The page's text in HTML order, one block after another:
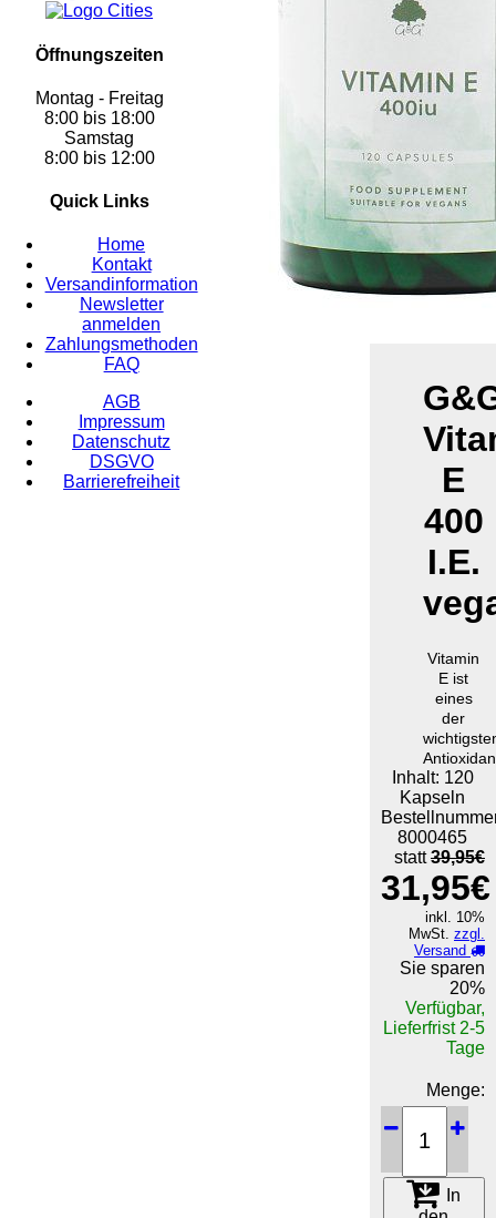
E
400
I.E.
Vitamin
E ist
eines
der
Inhalt: 120
Kapseln
8000465
statt39,95€
31,95€
inkl. 10%
MwSt. zzgl.
Versand
Sie sparen
20%
Verfügbar,
Lieferfrist 2-5
Tage
Menge:
In
Öffnungszeiten
Montag - Freitag
8:00 bis 18:00
Samstag
8:00 bis 12:00
Quick Links
Home
Kontakt
Versandinformation
Newsletter
anmelden
Zahlungsmethoden
FAQ
AGB
Impressum
Datenschutz
DSGVO
Barrierefreiheit